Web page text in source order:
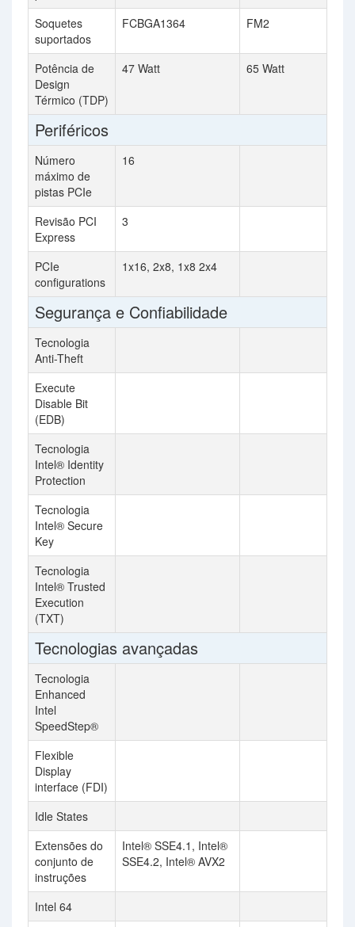
Soquetes
suportados
FCBGA1364 FM2
Potência de
Design
Térmico (TDP)
47 Watt 65 Watt
Periféricos
Número
máximo de
pistas PCIe
16
Revisão PCI
Express
3
PCIe
configurations
1x16, 2x8, 1x8 2x4
Segurança e Confiabilidade
Tecnologia
Anti-Theft
Execute
Disable Bit
(EDB)
Tecnologia
Intel® Identity
Protection
Tecnologia
Intel® Secure
Key
Tecnologia
Intel® Trusted
Execution
(TXT)
Tecnologias avançadas
Tecnologia
Enhanced
Intel
SpeedStep®
Flexible
Display
interface (FDI)
Idle States
Extensões do
conjunto de
instruções
Intel® SSE4.1, Intel®
SSE4.2, Intel® AVX2
Intel 64